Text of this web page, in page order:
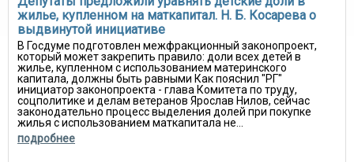
жилье, купленном на маткапитал. Н. Б. Косарева о
выдвинутой инициативе
В Госдуме подготовлен межфракционный законопроект,
который может закрепить правило: доли всех детей в
жилье, купленном с использованием материнского
капитала, должны быть равными Как пояснил "РГ"
инициатор законопроекта - глава Комитета по труду,
соцполитике и делам ветеранов Ярослав Нилов, сейчас
законодательно процесс выделения долей при покупке
жилья с использованием маткапитала не...
подробнее